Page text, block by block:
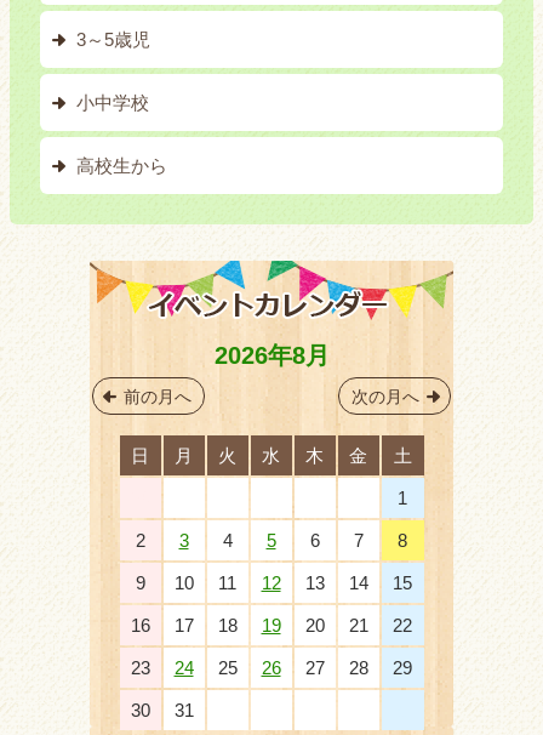
3～5歳児
小中学校
高校生から
前の月へ 次の月へ
2026年8月
日 月 火 水 木 金 土
1
2 3 4 5 6 7 8
9 10 11 12 13 14 15
16 17 18 19 20 21 22
23 24 25 26 27 28 29
30 31